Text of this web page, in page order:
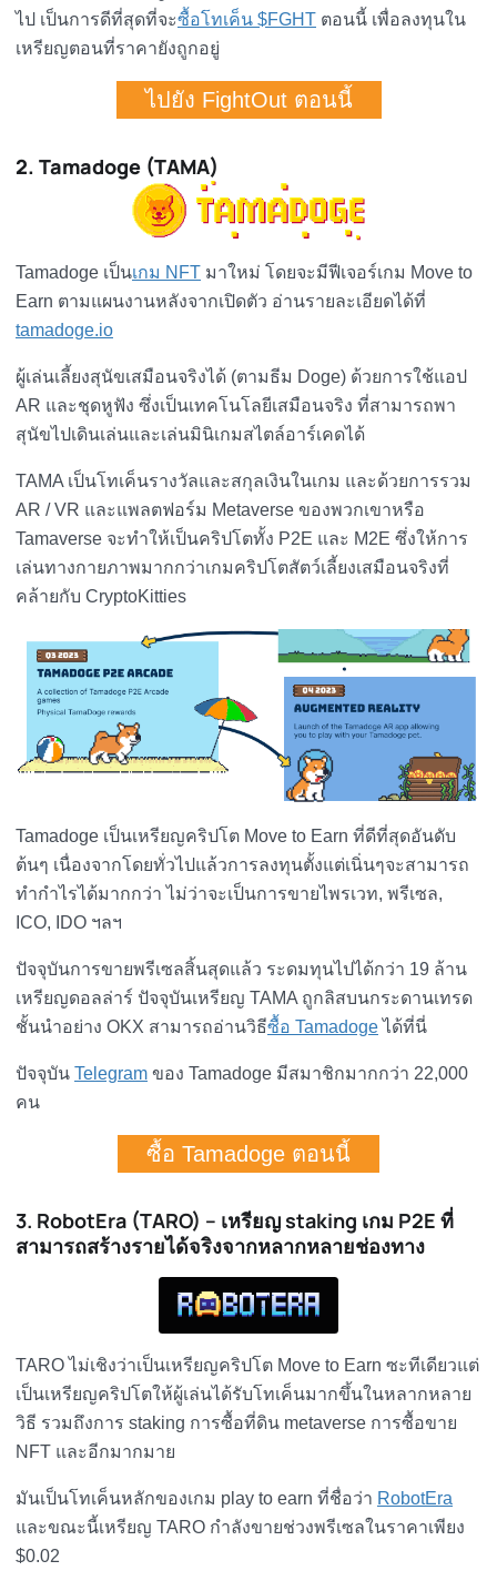
ไป เป็นการดีที่สุดที่จะซื้อโทเค็น $FGHT ตอนนี้ เพื่อลงทุนใน
เหรียญตอนที่ราคายังถูกอยู่
ไปยัง FightOut ตอนนี้
2. Tamadoge (TAMA)
Tamadoge เป็นเกม NFT มาใหม่ โดยจะมีฟีเจอร์เกม Move to
Earn ตามแผนงานหลังจากเปิดตัว อ่านรายละเอียดได้ที่
tamadoge.io
ผู้เล่นเลี้ยงสุนัขเสมือนจริงได้ (ตามธีม Doge) ด้วยการใช้แอป
AR และชุดหูฟัง ซึ่งเป็นเทคโนโลยีเสมือนจริง ที่สามารถพา
สุนัขไปเดินเล่นและเล่นมินิเกมสไตล์อาร์เคดได้
TAMA เป็นโทเค็นรางวัลและสกุลเงินในเกม และด้วยการรวม
AR / VR และแพลตฟอร์ม Metaverse ของพวกเขาหรือ
Tamaverse จะทำให้เป็นคริปโตทั้ง P2E และ M2E ซึ่งให้การ
เล่นทางกายภาพมากกว่าเกมคริปโตสัตว์เลี้ยงเสมือนจริงที่
คล้ายกับ CryptoKitties
Tamadoge เป็นเหรียญคริปโต Move to Earn ที่ดีที่สุดอันดับ
ต้นๆ เนื่องจากโดยทั่วไปแล้วการลงทุนตั้งแต่เนิ่นๆจะสามารถ
ทำกำไรได้มากกว่า ไม่ว่าจะเป็นการขายไพรเวท, พรีเซล,
ICO, IDO ฯลฯ
ปัจจุบันการขายพรีเซลสิ้นสุดแล้ว ระดมทุนไปได้กว่า 19 ล้าน
เหรียญดอลล่าร์ ปัจจุบันเหรียญ TAMA ถูกลิสบนกระดานเทรด
ชั้นนำอย่าง OKX สามารถอ่านวิธีซื้อ Tamadogeได้ที่นี่
ปัจจุบัน Telegram ของ Tamadoge มีสมาชิกมากกว่า 22,000
คน
ซื้อ Tamadoge ตอนนี้
3. RobotEra (TARO) – เหรียญ staking เกม P2E ที่
สามารถสร้างรายได้จริงจากหลากหลายช่องทาง
TARO ไม่เชิงว่าเป็นเหรียญคริปโต Move to Earn ซะทีเดียวแต่
เป็นเหรียญคริปโตให้ผู้เล่นได้รับโทเค็นมากขึ้นในหลากหลาย
วิธี รวมถึงการ staking การซื้อที่ดิน metaverse การซื้อขาย
NFT และอีกมากมาย
มันเป็นโทเค็นหลักของเกม play to earn ที่ชื่อว่า RobotEra
และขณะนี้เหรียญ TARO กำลังขายช่วงพรีเซลในราคาเพียง
$0.02